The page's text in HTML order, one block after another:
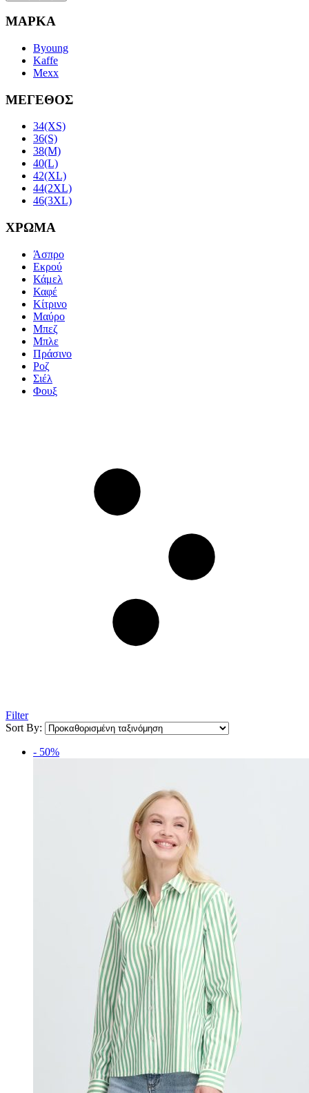
ΜΑΡΚΑ
Byoung
Kaffe
Mexx
ΜΕΓΕΘΟΣ
34(XS)
36(S)
38(M)
40(L)
42(XL)
44(2XL)
46(3XL)
ΧΡΩΜΑ
Άσπρο
Εκρού
Κάμελ
Καφέ
Κίτρινο
Μαύρο
Μπεζ
Μπλε
Πράσινο
Ροζ
Σιέλ
Φουξ
Filter
Sort By:
- 50%